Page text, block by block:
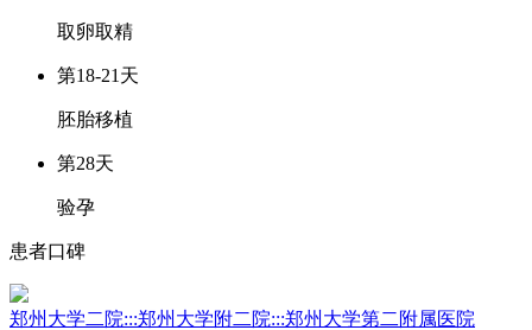
取卵取精
第18-21天
胚胎移植
第28天
验孕
患者口碑
郑州大学二院:::郑州大学附二院:::郑州大学第二附属医院